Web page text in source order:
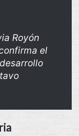
Royón
el